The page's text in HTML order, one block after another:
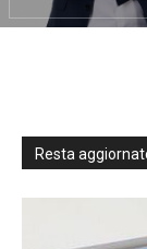
Resta